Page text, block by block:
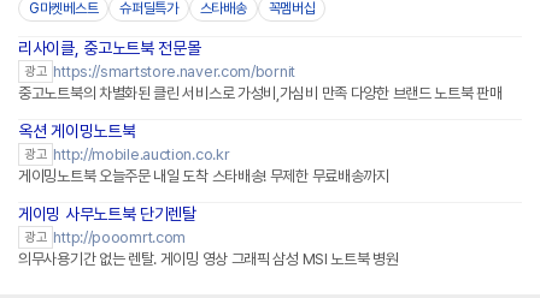
G마켓베스트 슈퍼딜특가 스타배송 꼭멤버십
리사이클, 중고노트북 전문몰
광고 https://smartstore.naver.com/bornit
중고노트북의 차별화된 클린 서비스로 가성비,가심비 만족 다양한 브랜드 노트북 판매
옥션 게이밍노트북
광고 http://mobile.auction.co.kr
게이밍노트북 오늘주문 내일 도착 스타배송! 무제한 무료배송까지
게이밍 사무노트북 단기렌탈
광고 http://pooomrt.com
의무사용기간 없는 렌탈. 게이밍 영상 그래픽 삼성 MSI 노트북 병원